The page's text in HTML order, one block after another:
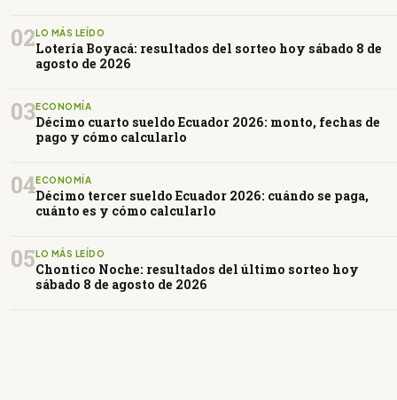
02 LO MÁS LEÍDO
Lotería Boyacá: resultados del sorteo hoy sábado 8 de
agosto de 2026
03ECONOMÍA
Décimo cuarto sueldo Ecuador 2026: monto, fechas de
pago y cómo calcularlo
04ECONOMÍA
Décimo tercer sueldo Ecuador 2026: cuándo se paga,
cuánto es y cómo calcularlo
05 LO MÁS LEÍDO
Chontico Noche: resultados del último sorteo hoy
sábado 8 de agosto de 2026